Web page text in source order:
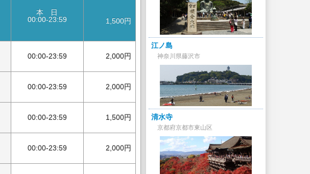
本 日
00:00-23:59
1,500円
00:00-23:59 2,000円
00:00-23:59 2,000円
00:00-23:59 1,500円
00:00-23:59 2,000円
江ノ島
神奈川県藤沢市
清水寺
京都府京都市東山区